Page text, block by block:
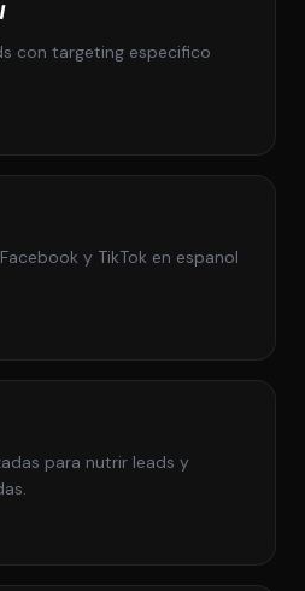
con targeting especifico
y TikTok en espanol
para nutrir leads y